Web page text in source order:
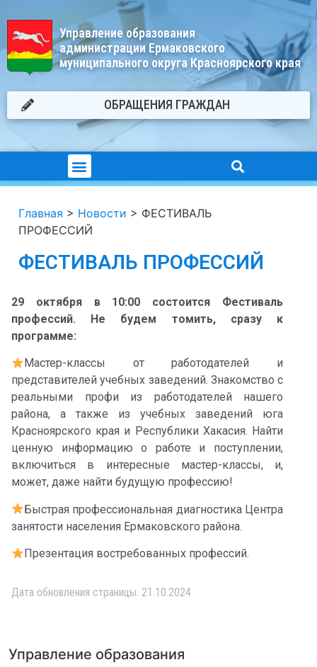
Управление образования
администрации Ермаковского
муниципального округа Красноярского края
ОБРАЩЕНИЯ ГРАЖДАН
Управление образования
Главная > Новости > ФЕСТИВАЛЬ
ПРОФЕССИЙ
ФЕСТИВАЛЬ ПРОФЕССИЙ
29 октября в 10:00 состоится Фестиваль
профессий. Не будем томить, сразу к
программе:
Мастер-классы от работодателей и
представителей учебных заведений. Знакомство с
реальными профи из работодателей нашего
района, а также из учебных заведений юга
Красноярского края и Республики Хакасия. Найти
ценную информацию о работе и поступлении,
включиться в интересные мастер-классы, и,
может, даже найти будущую профессию!
Быстрая профессиональная диагностика Центра
занятости населения Ермаковского района.
Презентация востребованных профессий.
Дата обновления страницы: 21.10.2024